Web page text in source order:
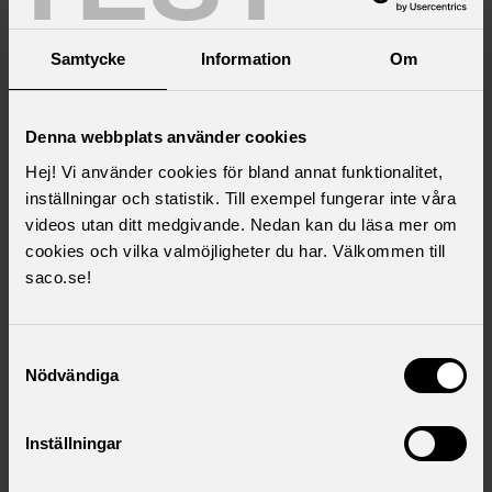
Samtycke Information Om
Denna webbplats använder cookies
Hej! Vi använder cookies för bland annat funktionalitet,
inställningar och statistik. Till exempel fungerar inte våra
videos utan ditt medgivande. Nedan kan du läsa mer om
cookies och vilka valmöjligheter du har. Välkommen till
saco.se!
Nödvändiga
Inställningar
Varje medlem har närvarorätt, yttranderätt och yrkanderätt
vid årsmöte.
Vid omröstning har endast de närvarande medlemmarna
mötesordföranden biträder som beslut, utom vid val då
frågan avgörs genom lottning.
Vid årsmöte ska protokoll föras.
§ 4 STYRELSE
Styrelsen leder Akademikerföreningens verksamhet.
Styrelsen består av ordförande, vice ordförande och övriga
förtroendevalda ledamöter.